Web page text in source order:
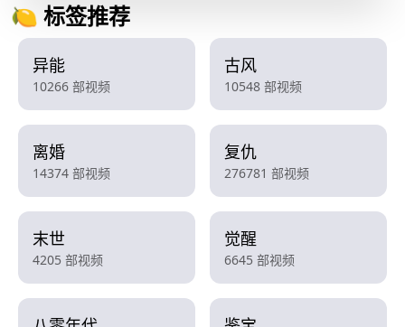
🍋 标签推荐
异能
10266 部视频
古风
10548 部视频
离婚
14374 部视频
复仇
276781 部视频
末世
4205 部视频
觉醒
6645 部视频